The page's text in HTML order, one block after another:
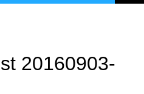
20160903-